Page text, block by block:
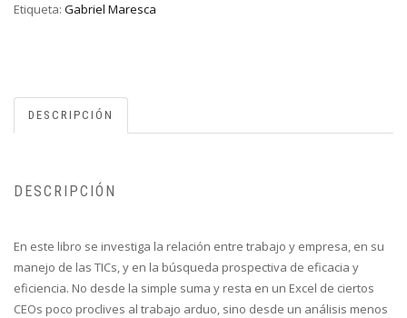
Etiqueta: Gabriel Maresca
DESCRIPCIÓN
DESCRIPCIÓN
En este libro se investiga la relación entre trabajo y empresa, en su
manejo de las TICs, y en la búsqueda prospectiva de eficacia y
eficiencia. No desde la simple suma y resta en un Excel de ciertos
CEOs poco proclives al trabajo arduo, sino desde un análisis menos